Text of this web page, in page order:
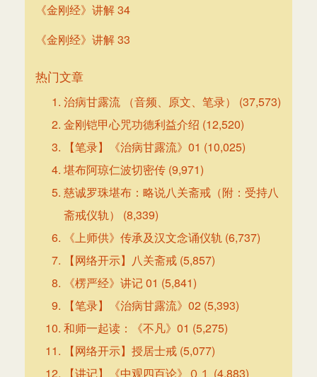
《金刚经》讲解 34
《金刚经》讲解 33
热门文章
治病甘露流 （音频、原文、笔录）
(37,573)
金刚铠甲心咒功德利益介绍 (12,520)
【笔录】《治病甘露流》01 (10,025)
堪布阿琼仁波切密传 (9,971)
慈诚罗珠堪布：略说八关斋戒（附：受持八
斋戒仪轨）
(8,339)
《上师供》传承及汉文念诵仪轨 (6,737)
【网络开示】八关斋戒 (5,857)
《楞严经》讲记 01 (5,841)
【笔录】《治病甘露流》02 (5,393)
和师一起读：《不凡》01 (5,275)
【网络开示】授居士戒 (5,077)
【讲记】《中观四百论》０１ (4,883)